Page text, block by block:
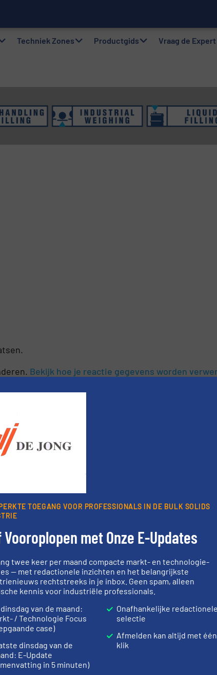
i Efficiëntie, kwaliteit en duurzaamheid in één
Techniek Zones Productgids Vraag de Expert
Bekijk hoe je reactie gegevens worden
de (technische) ontwikkelingen binnen de
uit de branche en één E-Product nieuwsbrief (iedere tweede
Partners
het
➜
specialist in innovatieve
stortgoedtechnologie.
“Trusted by the best”.Meer
specialist
name bij
TOEGANG VOOR PROFESSIONALS IN DE BULK SOLIDS
met Onze E-Updates
twee keer per maand compacte markt- en technologie-
— met redactionele inzichten en het belangrijkste
rechtstreeks in je inbox. Geen spam, alleen
kennis voor industriële professionals.
van de maand:
/ Technologie Focus
case)
dinsdag van de
E-Update
in 5 minuten)
Onafhankelijke redactionele
selectie
Afmelden kan altijd met één
klik